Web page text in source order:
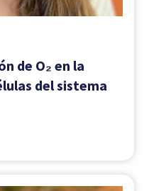
de O₂ en la
del sistema